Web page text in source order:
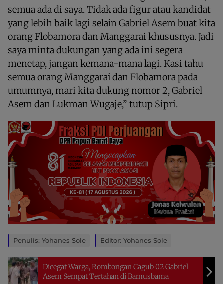
semua ada di saya. Tidak ada figur atau kandidat
yang lebih baik lagi selain Gabriel Asem buat kita
orang Flobamora dan Manggarai khususnya. Jadi
saya minta dukungan yang ada ini segera
menetap, jangan kemana-mana lagi. Kasi tahu
semua orang Manggarai dan Flobamora pada
umumnya, mari kita dukung nomor 2, Gabriel
Asem dan Lukman Wugaje,” tutup Sipri.
Penulis: Yohanes Sole Editor: Yohanes Sole
Dicegat Warga, Rombongan Cagub 02 Gabriel
Asem Sempat Tertahan di Bamusbama